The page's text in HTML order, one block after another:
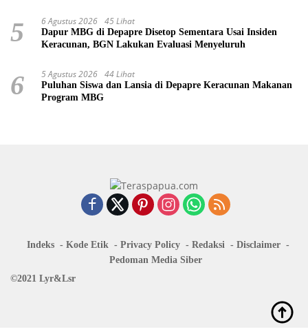
5 6 Agustus 2026 45 Lihat
Dapur MBG di Depapre Disetop Sementara Usai Insiden
Keracunan, BGN Lakukan Evaluasi Menyeluruh
6 5 Agustus 2026 44 Lihat
Puluhan Siswa dan Lansia di Depapre Keracunan Makanan
Program MBG
Indeks Kode Etik Privacy Policy Redaksi
Disclaimer
Pedoman Media Siber
©2021 Lyr&Lsr